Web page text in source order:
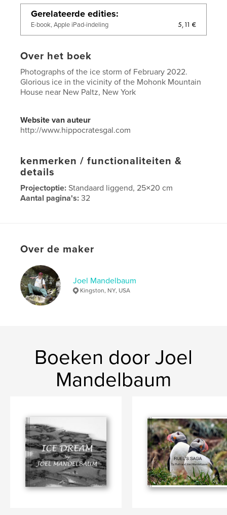
Gerelateerde edities
E-book, Apple iPad-indeling 5,11 €
Over het boek
Photographs of the ice storm of February 2022.
Glorious ice in the vicinity of the Mohonk Mountain
House near New Paltz, New York
Website van auteur
http://www.hippocratesgal.com
kenmerken / functionaliteiten &
details
Projectoptie:Standaard liggend, 25×20 cm
Aantal pagina's:32
TaalEnglish
Over de maker
Joel Mandelbaum
Kingston, NY, USA
Boeken door Joel
Mandelbaum